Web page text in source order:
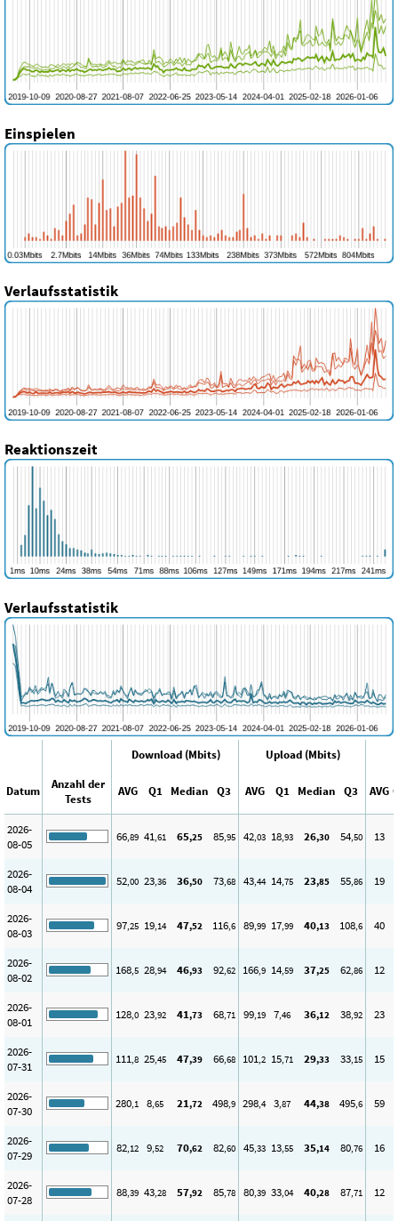
Einspielen
Verlaufsstatistik
Reaktionszeit
Verlaufsstatistik
Download (Mbits) Upload (Mbits)
Datum
Anzahl der
Tests
AVG Q1 Median Q3 AVG Q1 Median Q3 AVG
2026-
08-05
66,89 41,61 65,25 85,95 42,03 18,93 26,30 54,50 13
2026-
08-04
52,00 23,36 36,50 73,68 43,44 14,75 23,85 55,86 19
2026-
08-03
97,25 19,14 47,52 116,6 89,99 17,99 40,13 108,6 40
2026-
08-02
168,5 28,94 46,93 92,62 166,9 14,59 37,25 62,86 12
2026-
08-01
128,0 23,92 41,73 68,71 99,19 7,46 36,12 38,92 23
2026-
07-31
111,8 25,45 47,39 66,68 101,2 15,71 29,33 33,15 15
2026-
07-30
280,1 8,65 21,72 498,9 298,4 3,87 44,38 495,6 59
2026-
07-29
82,12 9,52 70,62 82,60 45,33 13,55 35,14 80,76 16
2026-
07-28
88,39 43,28 57,92 85,78 80,39 33,04 40,28 87,71 12